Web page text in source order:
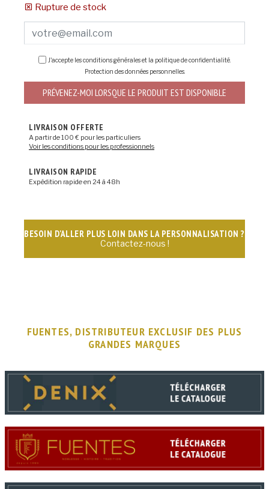
Rupture de stock
J'accepte les conditions générales et la politique de confidentialité.
Protection des données personnelles.
PRÉVENEZ-MOI LORSQUE LE PRODUIT EST DISPONIBLE
LIVRAISON OFFERTE
A partir de 100 € pour les particuliers
Voir les conditions pour les professionnels
LIVRAISON RAPIDE
Expédition rapide en 24 à 48h
BESOIN D'ALLER PLUS LOIN DANS LA PERSONNALISATION ?
Contactez-nous !
FUENTES, DISTRIBUTEUR EXCLUSIF DES PLUS
GRANDES MARQUES